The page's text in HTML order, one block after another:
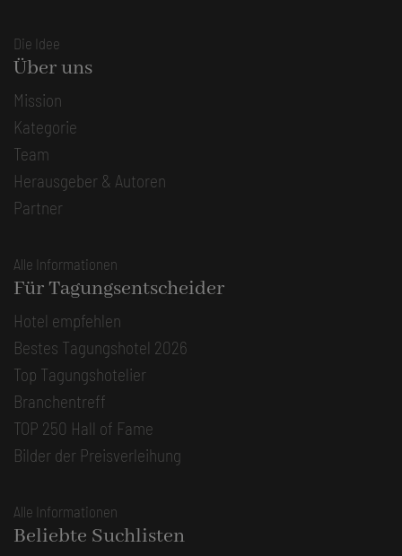
Die Idee
Über uns
Mission
Kategorie
Team
Herausgeber & Autoren
Partner
Alle Informationen
Für Tagungsentscheider
Hotel empfehlen
Bestes Tagungshotel 2026
Top Tagungshotelier
Branchentreff
TOP 250 Hall of Fame
Bilder der Preisverleihung
Alle Informationen
Beliebte Suchlisten